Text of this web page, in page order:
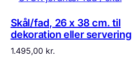
Skål/fad, 26 x 38 cm. til
dekoration eller servering
1.495,00 kr.